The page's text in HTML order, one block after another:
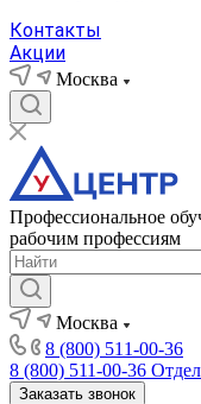
Контакты
Акции
Москва
Профессиональное
рабочим профессиям
Москва
8 (800) 511-00-36
8 (800) 511-00-36
Заказать звонок